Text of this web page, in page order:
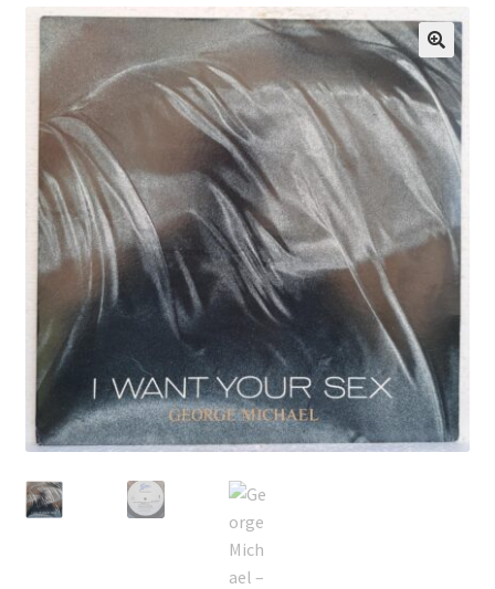
Echipamente
Listă produse
Oferta lunii
Contul meu
Blog
lei0,00
🔍